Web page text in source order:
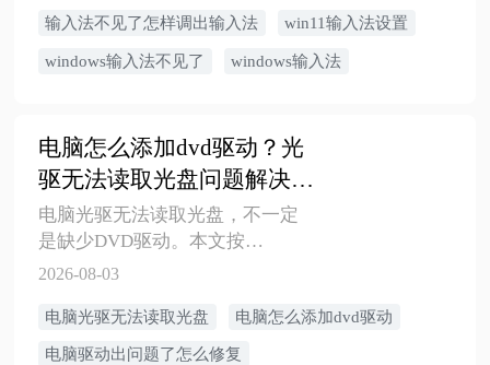
输入法与中文输入。
输入法不见了怎样调出输入法 win11输入法设置
windows输入法不见了 windows输入法
电脑怎么添加dvd驱动？光
驱无法读取光盘问题解决方
案
电脑光驱无法读取光盘，不一定
是缺少DVD驱动。本文按
Win10/Win11场景讲清怎么添加或
修复、外置光驱怎么排查，以及
什么时候是光盘或播放器问题。
2026-08-03
电脑光驱无法读取光盘 电脑怎么添加dvd驱动
电脑驱动出问题了怎么修复